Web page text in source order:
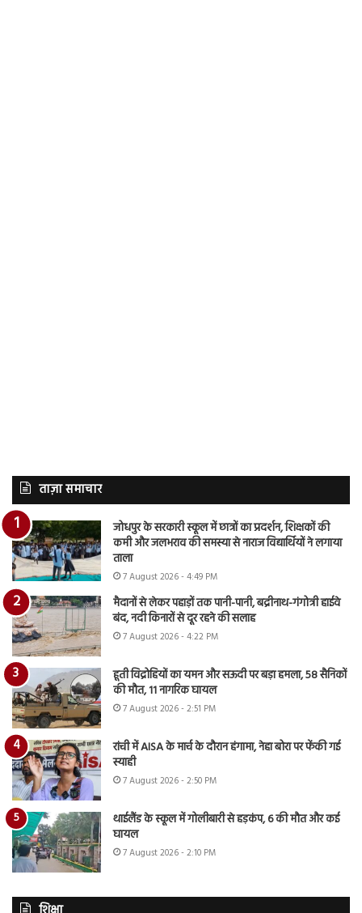
ताज़ा समाचार
जोधपुर के सरकारी स्कूल में छात्रों का प्रदर्शन, शिक्षकों की
कमी और जलभराव की समस्या से नाराज विद्यार्थियों ने लगाया
ताला
7 August 2026 - 4:49 PM
मैदानों से लेकर पहाड़ों तक पानी-पानी, बद्रीनाथ-गंगोत्री हाईवे
बंद, नदी किनारों से दूर रहने की सलाह
7 August 2026 - 4:22 PM
हूती विद्रोहियों का यमन और सऊदी पर बड़ा हमला, 58 सैनिकों
की मौत, 11 नागरिक घायल
7 August 2026 - 2:51 PM
रांची में AISA के मार्च के दौरान हंगामा, नेहा बोरा पर फेंकी गई
स्याही
7 August 2026 - 2:50 PM
थाईलैंड के स्कूल में गोलीबारी से हड़कंप, 6 की मौत और कई
घायल
7 August 2026 - 2:10 PM